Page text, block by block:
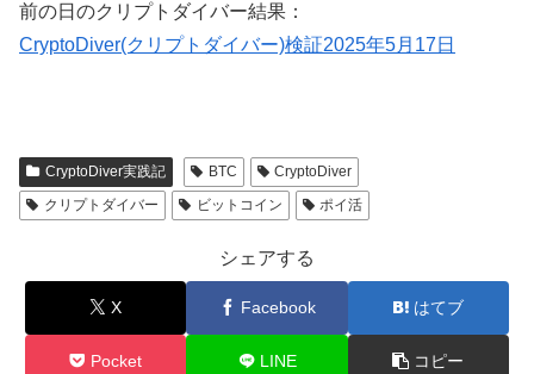
前の日のクリプトダイバー結果：
CryptoDiver(クリプトダイバー)検証2025年5月17日
CryptoDiver実践記 BTC
CryptoDiver
クリプトダイバー
ビットコイン ポイ活
シェアする
X Facebook はてブ
Pocket LINE コピー